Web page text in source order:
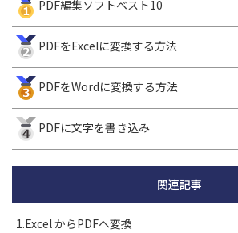
PDF編集ソフトベスト10
PDFをExcelに変換する方法
PDFをWordに変換する方法
PDFに文字を書き込み
関連記事
1.Excel からPDFへ変換